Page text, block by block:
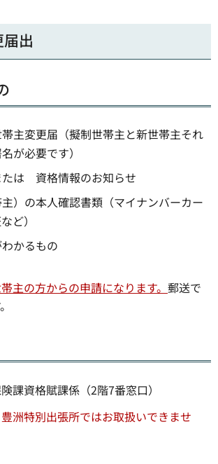
出
主変更届（擬制世帯主と新世帯主それ
が必要です）
は 資格情報のお知らせ
）の本人確認書類（マイナンバーカー
ど）
かるもの
主の方からの申請になります。 郵送で
課資格賦課係（2階7番窓口）
豊洲特別出張所ではお取扱いできませ